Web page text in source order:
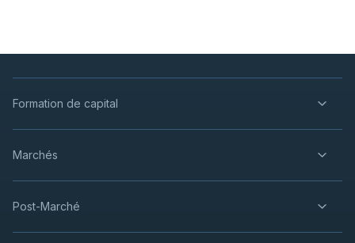
Formation de capital
Marchés
Post-Marché